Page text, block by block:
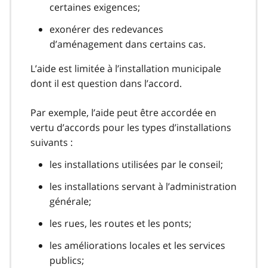
certaines exigences;
exonérer des redevances
d’aménagement dans certains cas.
L’aide est limitée à l’installation municipale
dont il est question dans l’accord.
Par exemple, l’aide peut être accordée en
vertu d’accords pour les types d’installations
suivants :
les installations utilisées par le conseil;
les installations servant à l’administration
générale;
les rues, les routes et les ponts;
les améliorations locales et les services
publics;